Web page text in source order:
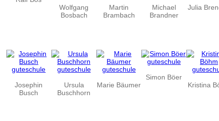
Wolfgang
Bosbach
Martin
Brambach
Michael
Brandner
Julia
Josephin
Busch
Ursula
Buschhorn
Marie Bäumer
Simon Böer
Kristina